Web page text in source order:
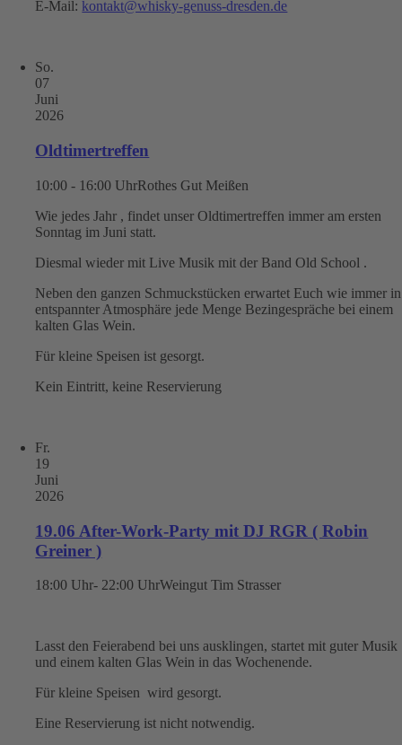
E-Mail: kontakt@whisky-genuss-dresden.de
So.
07
Juni
2026
Oldtimertreffen
10:00 - 16:00 UhrRothes Gut Meißen
Wie jedes Jahr , findet unser Oldtimertreffen immer am ersten
Sonntag im Juni statt.
Diesmal wieder mit Live Musik mit der Band Old School .
Neben den ganzen Schmuckstücken erwartet Euch wie immer in
entspannter Atmosphäre jede Menge Bezingespräche bei einem
kalten Glas Wein.
Für kleine Speisen ist gesorgt.
Kein Eintritt, keine Reservierung
Fr.
19
Juni
2026
19.06 After-Work-Party mit DJ RGR ( Robin
Greiner )
18:00 Uhr- 22:00 UhrWeingut Tim Strasser
Lasst den Feierabend bei uns ausklingen, startet mit guter Musik
und einem kalten Glas Wein in das Wochenende.
Für kleine Speisen wird gesorgt.
Eine Reservierung ist nicht notwendig.